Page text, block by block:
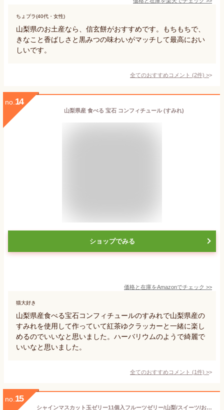
ちょプラ(40代・女性)
山梨県のお土産なら、信玄餅がおすすめです。もちもちで、
きなこと香ばしさと黒みつの味わいがマッチして最高におい
しいです。
全てのおすすめコメント (2件) >
no. 14
山梨県産 食べる 宝石 コンフィチュール (すみれ)
ショップでみる
価格と在庫をAmazonでチェック >>
猫大好き
山梨県産食べる宝石コンフィチュールのすみれで山梨県産の
すみれを使用して作っていて紅茶ゆクラッカーと一緒に楽し
めるのでいいなと思いました。ハーバリウムのようで綺麗で
いいなと思いました。
全てのおすすめコメント (1件) >
no. 15
シャインマスカット玉ゼリー11個入フルーツゼリー/山梨/スイーツ/お土産/山梨/銘菓/シャインマスカット/玉ゼリー/